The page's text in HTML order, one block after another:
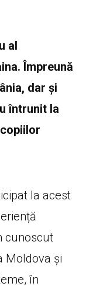
al
Împreună
dar și
întrunit la
la acest
cunoscut
Moldova și
în